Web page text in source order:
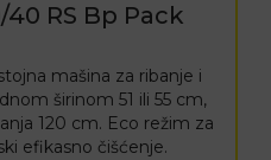
RS Bp Pack
mašina za ribanje i
širinom 51 ili 55 cm,
120 cm. Eco režim za
efikasno čišćenje.